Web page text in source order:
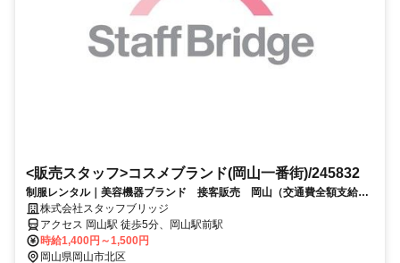
<販売スタッフ>コスメブランド(岡山一番街)/245832
制服レンタル｜美容機器ブランド 接客販売 岡山（交通費全額支給）
ヘアケアアイテム 週5勤務 長期
株式会社スタッフブリッジ
アクセス 岡山駅 徒歩5分、岡山駅前駅
時給1,400円～1,500円
岡山県岡山市北区